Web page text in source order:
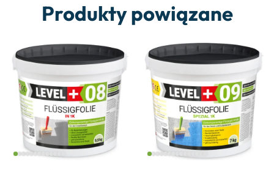
Produkty powiązane